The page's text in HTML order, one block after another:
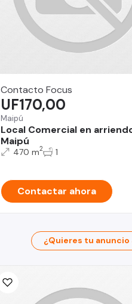
Contacto Focus
Maipú
Local Comercial en
Maipú
UF170,00
470 m2 1
Contactar ahora
¿Quieres tu anuncio